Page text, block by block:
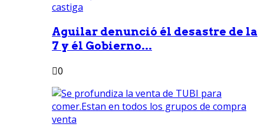
Aguilar denunció él desastre de la
7 y él Gobierno...
0